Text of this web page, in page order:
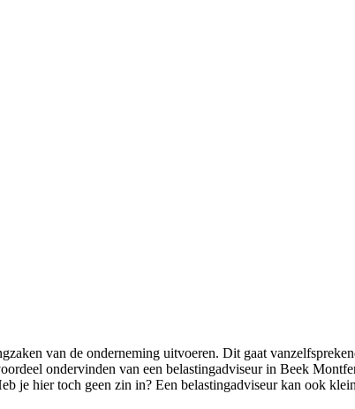
van de onderneming uitvoeren. Dit gaat
ondervinden van een belastingadviseur in Beek
je hier toch geen zin in? Een belastingadviseur kan ook